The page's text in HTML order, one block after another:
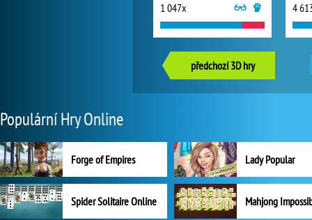
1 047x 4
předchozí 3D hry
Populární Hry Online
Forge of Empires Lady Popular
Spider Solitaire Online Mahjong